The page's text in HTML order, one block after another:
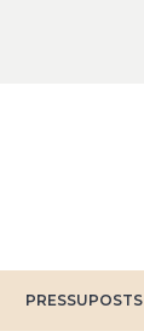
PRESSUPOSTS